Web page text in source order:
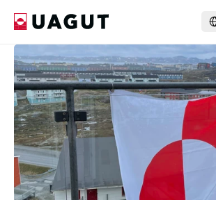
Krisehjælp
Medlemskab
Aktiviteter
Nyheder
Samarbejde
Om foreningen
Select Language
Dansk
Bliv medlem